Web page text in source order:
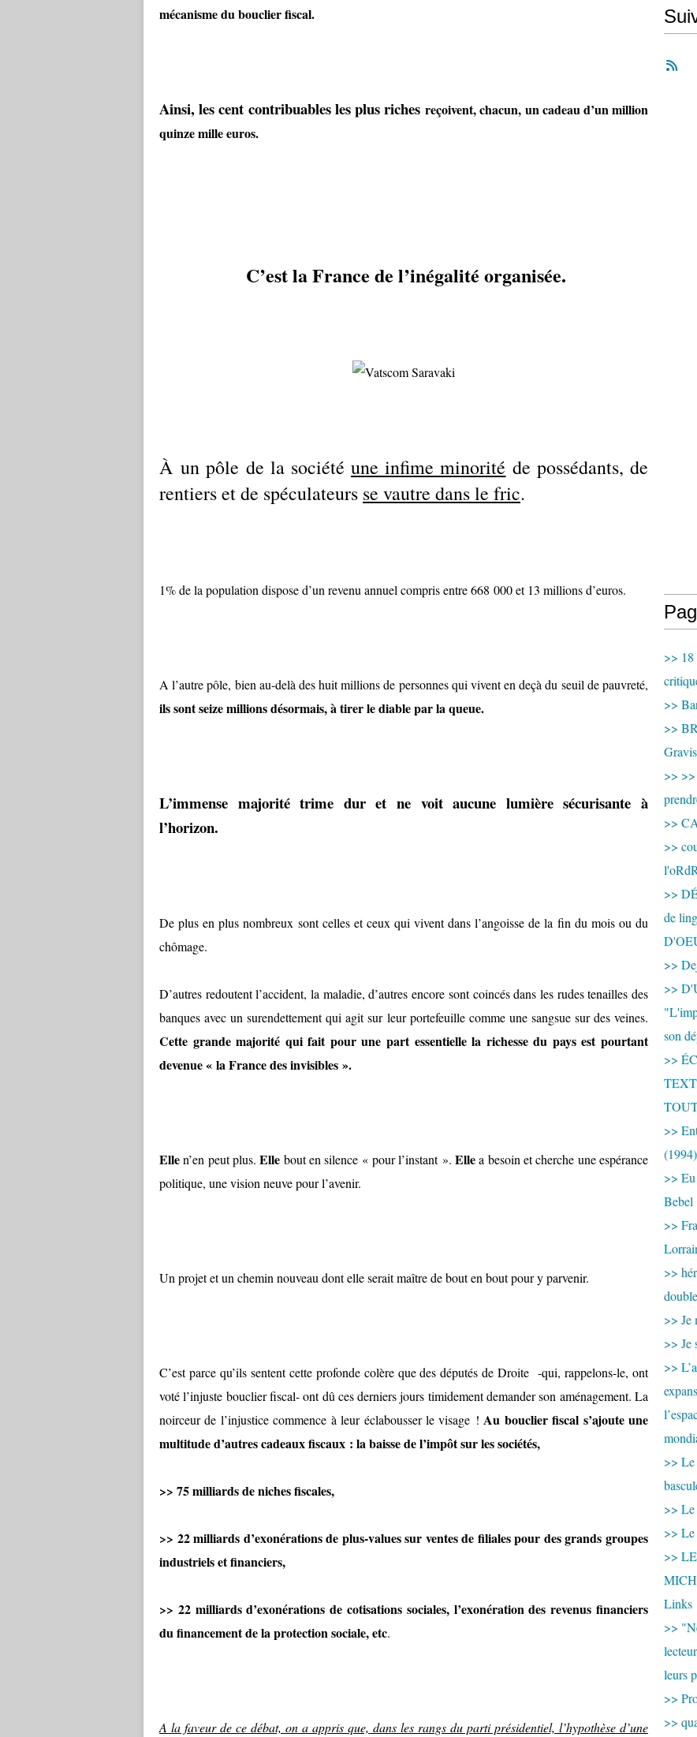
mécanisme du bouclier fiscal.
Ainsi, les cent contribuables les plus richesreçoivent, chacun, un cadeau d’un million
quinze mille euros.
C’est la France de l’inégalité organisée.
À un pôle de la sociétéune infime minorité de possédants, de
rentiers et de spéculateurs se vautre dans le fric.
1% de la population dispose d’un revenu annuel compris entre 668 000 et 13 millions d’euros.
A l’autre pôle, bien au-delà des huit millions de personnes qui vivent en deçà du seuil de pauvreté,
ils sont seize millions désormais, à tirer le diable par la queue.
L’immense majorité trime dur et ne voit aucune lumière sécurisante à
l’horizon.
De plus en plus nombreux sont celles et ceux qui vivent dans l’angoisse de la fin du mois ou du
chômage.
D’autres redoutent l’accident, la maladie, d’autres encore sont coincés dans les rudes tenailles des
banques avec un surendettement qui agit sur leur portefeuille comme une sangsue sur des veines.
Cette grande majorité qui fait pour une part essentielle la richesse du pays est pourtant
devenue « la France des invisibles ».
Ellen’en peut plus.Elle bout en silence « pour l’instant ».Ellea besoin et cherche une espérance
politique, une vision neuve pour l’avenir.
Un projet et un chemin nouveau dont elle serait maître de bout en bout pour y parvenir.
C’est parce qu’ils sentent cette profonde colère que des députés de Droite -qui, rappelons-le, ont
voté l’injuste bouclier fiscal- ont dû ces derniers jours timidement demander son aménagement. La
noirceur de l’injustice commence à leur éclabousser le visage ! Au bouclier fiscal s’ajoute une
multitude d’autres cadeaux fiscaux : la baisse de l’impôt sur les sociétés,
>> 75 milliards de niches fiscales,
>> 22 milliards d’exonérations de plus-values sur ventes de filiales pour des grands groupes
industriels et financiers,
>> 22 milliards d’exonérations de cotisations sociales, l’exonération des revenus financiers
du financement de la protection sociale, etc.
A la faveur de ce débat, on a appris que, dans les rangs du parti présidentiel, l’hypothèse d’une
>>
>>
>>
>> >>
>>
>>
>>
de
>>
>>
son
>>
>>
(1994)
>>
Bebel
>>
>>
>> Je
>> Je
>>
>>
>> Le
>>
>>
Links
>>
leurs
>>
>>